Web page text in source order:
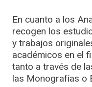
En cuanto a los
recogen los
y trabajos
académicos en el
tanto a través de
las Monografías o